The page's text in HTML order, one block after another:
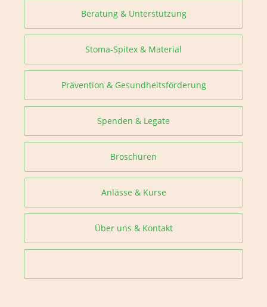
Beratung & Unterstützung
Stoma-Spitex & Material
Prävention & Gesundheitsförderung
Spenden & Legate
Broschüren
Anlässe & Kurse
Über uns & Kontakt